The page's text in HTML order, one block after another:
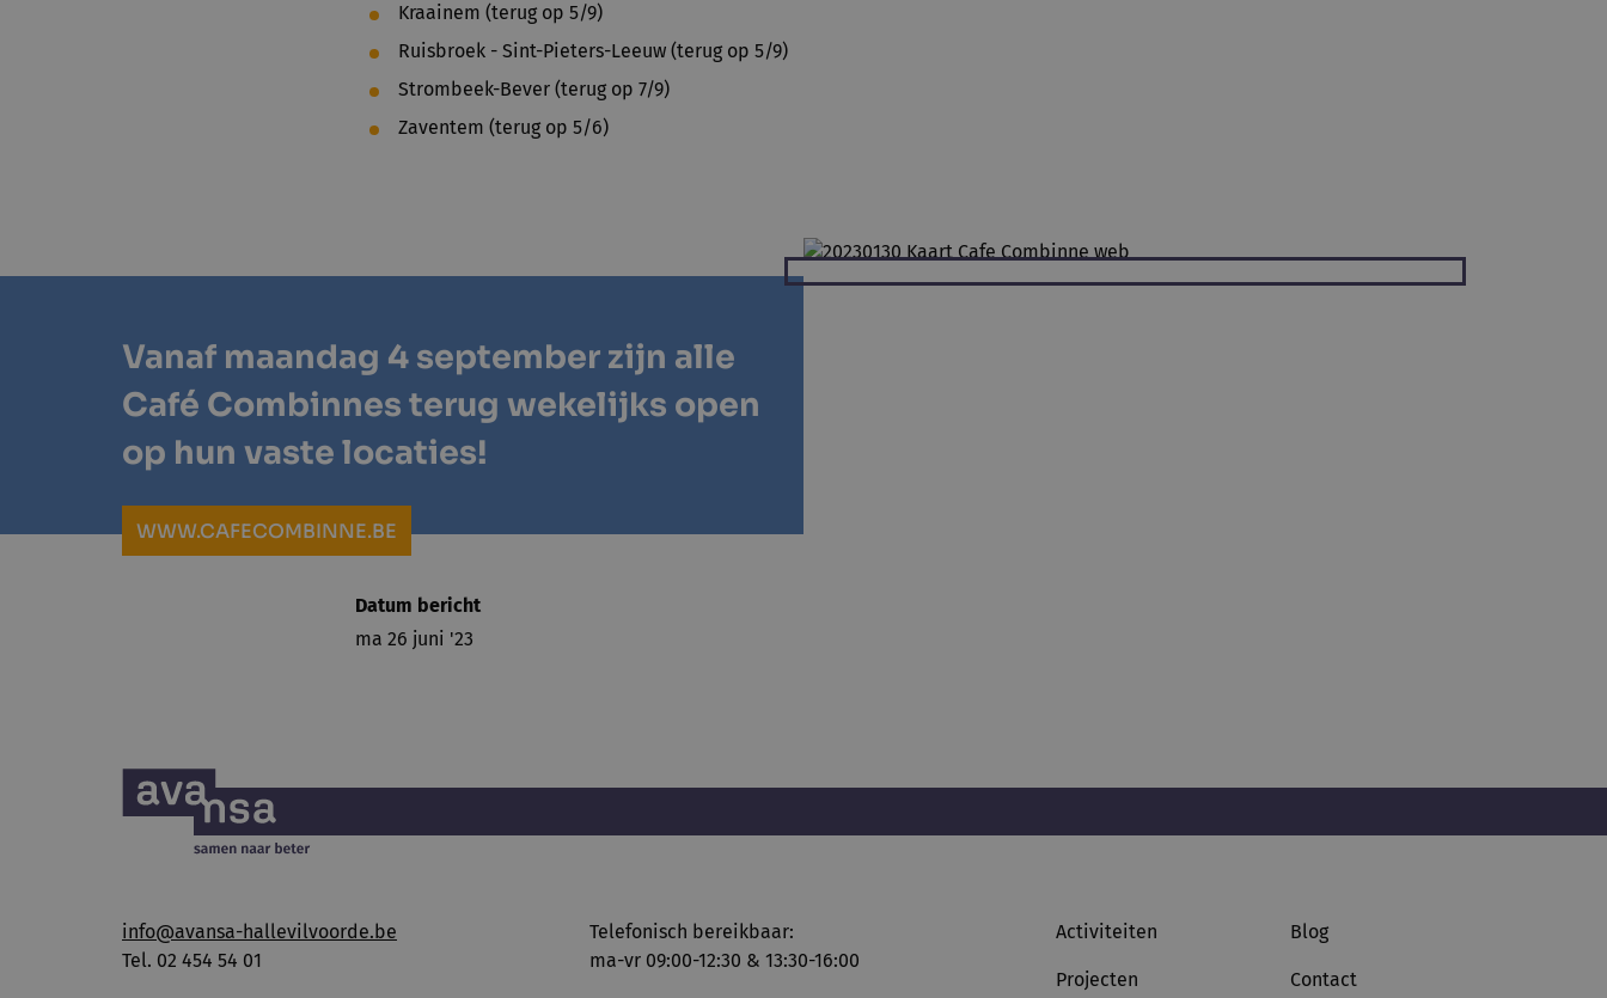
Kraainem (terug op 5/9)
Ruisbroek - Sint-Pieters-Leeuw (terug op 5/9)
Strombeek-Bever (terug op 7/9)
Zaventem (terug op 5/6)
Vanaf maandag 4 september zijn alle
Café Combinnes terug wekelijks open
op hun vaste locaties!
WWW.CAFECOMBINNE.BE
Datum bericht
ma 26 juni '23
info@avansa-hallevilvoorde.be
Tel. 02 454 54 01
Telefonisch bereikbaar:
ma-vr 09:00-12:30 & 13:30-16:00
Activiteiten
Projecten
Blog
Contact